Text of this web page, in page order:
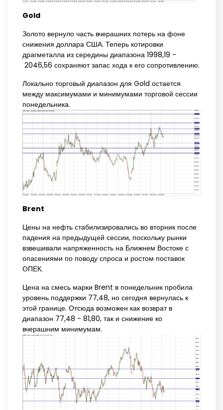
Gold
Золото вернуло часть вчерашних потерь на фоне
снижения доллара США. Теперь котировки
драгметалла из середины диапазона 1998,19 -
2046,56 сохраняют запас хода к его сопротивлению.
Локально торговый диапазон для Gold остается
между максимумами и минимумами торговой сессии
понедельника.
Brent
Цены на нефть стабилизировались во вторник после
падения на предыдущей сессии, поскольку рынки
взвешивали напряженность на Ближнем Востоке с
опасениями по поводу спроса и ростом поставок
ОПЕК.
Цена на смесь марки Brent в понедельник пробила
уровень поддержки 77,48, но сегодня вернулась к
этой границе. Отсюда возможен как возврат в
диапазон 77,48 - 81,80, так и снижение ко
вчерашним минимумам.